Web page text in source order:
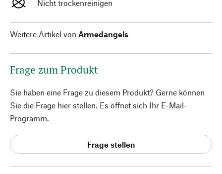
Nicht trockenreinigen
Weitere Artikel von Armedangels
Frage zum Produkt
Sie haben eine Frage zu diesem Produkt? Gerne können
Sie die Frage hier stellen. Es öffnet sich Ihr E-Mail-
Programm.
Frage stellen